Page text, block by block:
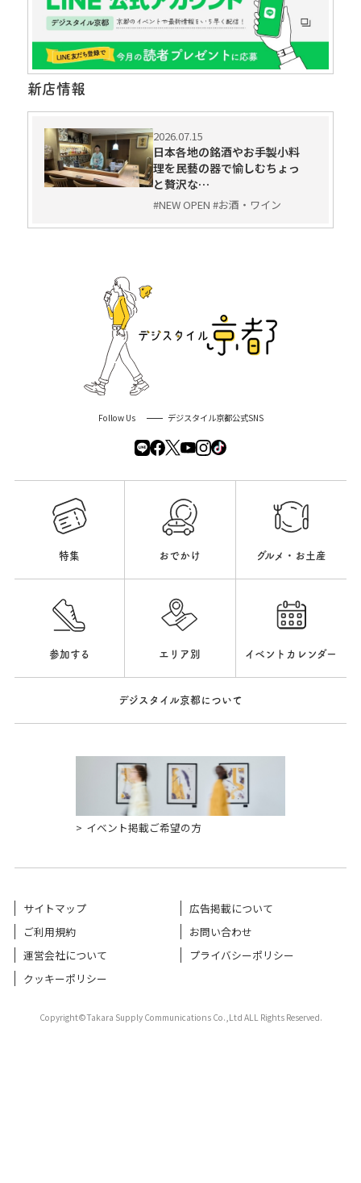
新店情報
2026.07.15
日本各地の銘酒やお手製小料
理を民藝の器で愉しむちょっ
と贅沢な…
#NEW OPEN #お酒・ワイン
Follow Us デジスタイル京都公式SNS
特集 おでかけ グルメ・お土産
参加する エリア別 イベントカレンダー
デジスタイル京都について
イベント掲載ご希望の方
サイトマップ
広告掲載について
ご利用規約
お問い合わせ
運営会社について
プライバシーポリシー
クッキーポリシー
Copyright©Takara Supply Communications Co.,Ltd ALL Rights Reserved.